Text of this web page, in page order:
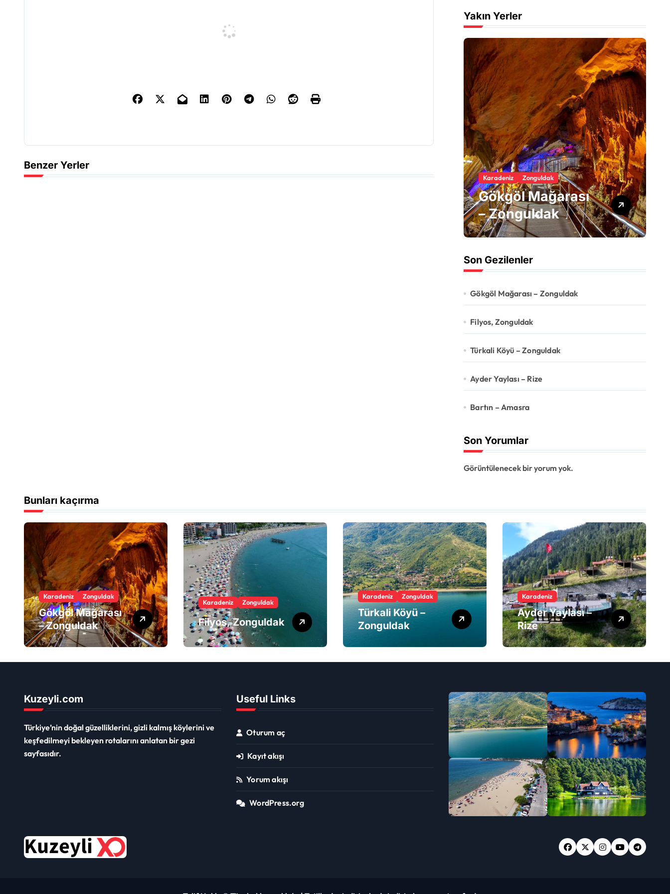
Benzer Yerler
Yakın Yerler
Karadeniz Zonguldak
Gökgöl Mağarası
– Zonguldak
Son Gezilenler
Gökgöl Mağarası – Zonguldak
Filyos, Zonguldak
Türkali Köyü – Zonguldak
Ayder Yaylası – Rize
Bartın – Amasra
Son Yorumlar
Görüntülenecek bir yorum yok.
Bunları kaçırma
Karadeniz Zonguldak
Gökgöl Mağarası
– Zonguldak
Karadeniz Zonguldak
Filyos, Zonguldak
Karadeniz Zonguldak
Türkali Köyü –
Zonguldak
Karadeniz
Ayder Yaylası –
Rize
Kuzeyli.com
Türkiye’nin doğal güzelliklerini, gizli kalmış köylerini ve
keşfedilmeyi bekleyen rotalarını anlatan bir gezi
sayfasıdır.
Useful Links
Oturum aç
Kayıt akışı
Yorum akışı
WordPress.org